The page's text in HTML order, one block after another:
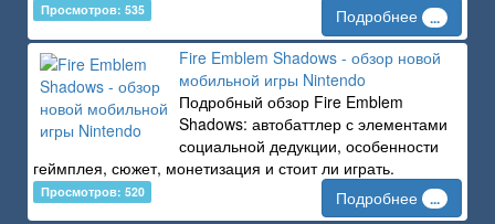
Просмотров: 535 Подробнее ...
Fire Emblem Shadows - обзор новой
мобильной игры Nintendo
Подробный обзор Fire Emblem
Shadows: автобаттлер с элементами
социальной дедукции, особенности
геймплея, сюжет, монетизация и стоит ли играть.
Просмотров: 520 Подробнее ...